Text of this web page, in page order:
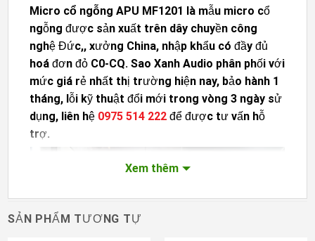
Micro cổ ngỗng APU MF1201 là mẫu micro cổ
ngỗng được sản xuất trên dây chuyền công
nghệ Đức,, xưởng China, nhập khẩu có đầy đủ
hoá đơn đỏ C0-CQ. Sao Xanh Audio phân phối với
mức giá rẻ nhất thị trường hiện nay, bảo hành 1
tháng, lỗi kỹ thuật đổi mới trong vòng 3 ngày sử
dụng, liên hệ 0975 514 222 để được tư vấn hỗ
trợ.
Xem thêm
SẢN PHẨM TƯƠNG TỰ